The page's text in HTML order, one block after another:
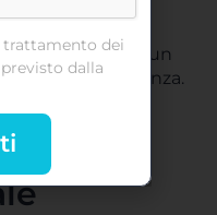
siano
strutturata o un
fare la differenza.
carriera
dei
dalla